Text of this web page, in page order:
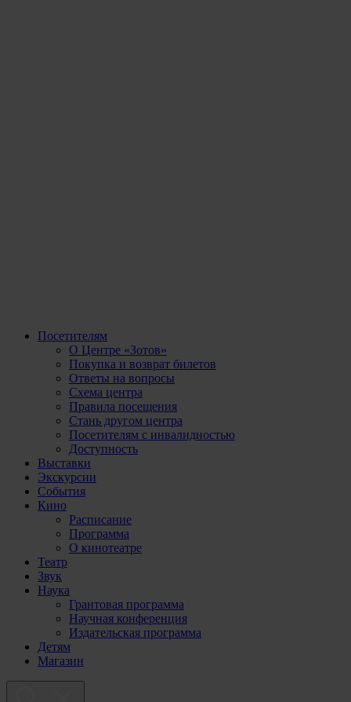
Посетителям
О Центре «Зотов»
Покупка и возврат билетов
Ответы на вопросы
Схема центра
Правила посещения
Стань другом центра
Посетителям с инвалидностью
Доступность
Выставки
Экскурсии
События
Кино
Расписание
Программа
О кинотеатре
Театр
Звук
Наука
Грантовая программа
Научная конференция
Издательская программа
Детям
Магазин